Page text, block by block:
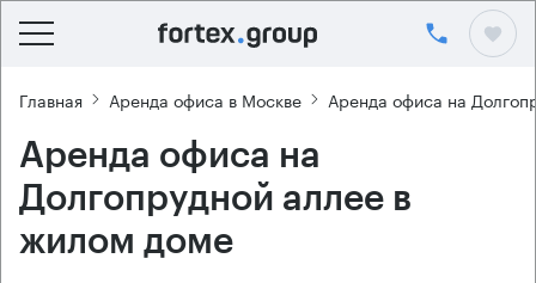
Главная Аренда офиса в Москве Аренда офиса на
Аренда офиса на
Долгопрудной аллее в
жилом доме